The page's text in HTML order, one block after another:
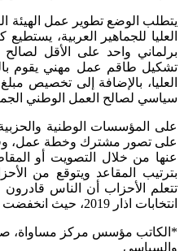
يتطلب الوضع تطوير عمل الهيئة
العليا للجماهير العربية،
برلماني واحد على الأقل لصالح
تشكيل طاقم عمل مهني يقوم
العليا، بالإضافة إلى تخصيص
سياسي لصالح العمل الوطني
على المؤسسات الوطنية
على تصور مشترك وخطة عمل،
عنها من خلال التصويت أو
بترتيب المقاعد ويتوقع من
تتعلم الأحزاب أن الناس
انتخابات اذار 2019، حيث انخفضت نسبة التصويت إلى أقل من 50%.
*الكاتب مؤسس مركز مساواة،
والسياسي